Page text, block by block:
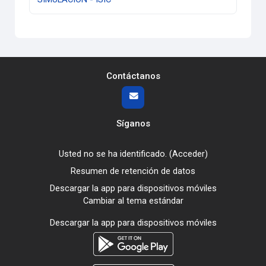
Contáctanos
Síganos
Usted no se ha identificado. (Acceder)
Resumen de retención de datos
Descargar la app para dispositivos móviles
Cambiar al tema estándar
Descargar la app para dispositivos móviles